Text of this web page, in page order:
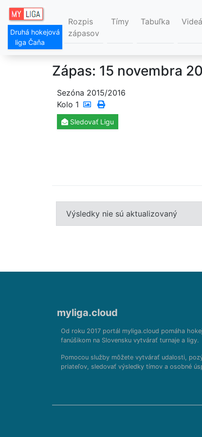
Druhá hokejová
liga Čaňa
Rozpis
zápasov
Tímy Tabuľka Videá
Zápas: 15 novembra
Sezóna 2015/2016
Kolo 1
Sledovať Ligu
Výsledky nie sú aktualizovaný
myliga.cloud
Od roku 2017 portál myliga.cloud pomáha
fanúšikom na Slovensku vytvárať turnaje a ligy.
Pomocou služby môžete vytvárať udalosti,
priateľov, sledovať výsledky tímov a osobné